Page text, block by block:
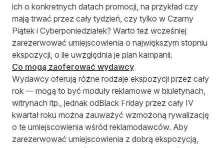
ich o konkretnych datach promocji, na przykład czy
mają trwać przez cały tydzień, czy tylko w Czarny
Piątek i Cyberponiedziałek? Warto też wcześniej
zarezerwować umiejscowienia o największym stopniu
ekspozycji, o ile uwzględnia je plan kampanii.
Co mogą zaoferować wydawcy
Wydawcy oferują różne rodzaje ekspozycji przez cały
rok — mogą to być moduły reklamowe w biuletynach,
witrynach itp., jednak odBlack Friday przez cały IV
kwartał roku można zauważyć wzmożoną rywalizację
o te umiejscowienia wśród reklamodawców. Aby
zarezerwować umiejscowienia z dobrą ekspozycją,